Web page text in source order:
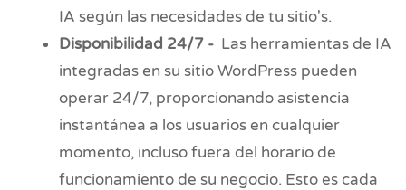
IA según las necesidades de tu sitio's.
Disponibilidad 24/7 - Las herramientas de IA
integradas en su sitio WordPress pueden
operar 24/7, proporcionando asistencia
instantánea a los usuarios en cualquier
momento, incluso fuera del horario de
funcionamiento de su negocio. Esto es cada